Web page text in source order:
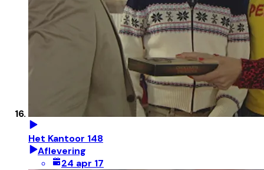
Het Kantoor 148
Aflevering
24 apr 17